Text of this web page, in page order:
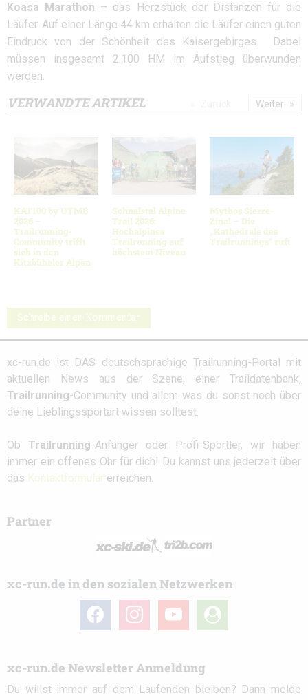
Koasa Marathon – das Herzstück der Distanzen für die
Läufer. Auf einer Länge 44 km erhalten die Läufer einen guten
Eindruck von der Schönheit des Kaisergebirges. Dabei
müssen insgesamt 2.100 HM im Aufstieg überwunden
werden.
VERWANDTE ARTIKEL
KAT100 by UTMB
2026 –
Trailrunning-
Community trifft
sich in den
Kitzbüheler Alpen
Schnalstal Alpine
Trail 2026:
Hochalpines
Trailrunning auf
höchstem Niveau
Mythos Sierre-
Zinal – Die
„Kathedrale des
Trailrunnings“ ruft
Weiter
Schreibe einen Kommentar
xc-run.de ist DAS deutschsprachige Trailrunning-Portal mit
aktuellen News aus der Szene, einer Traildatenbank,
Trailrunning-Community und allem was du sonst noch über
deine Lieblingssportart wissen solltest.
Ob Trailrunning-Anfänger oder Profi-Sportler, wir haben
immer ein offenes Ohr für dich! Du kannst uns jederzeit über
das Kontaktformular erreichen.
Partner
xc-run.de in den sozialen Netzwerken
facebook instagramyoutube
user-
circle
xc-run.de Newsletter Anmeldung
Du willst immer auf dem Laufenden bleiben? Dann melde